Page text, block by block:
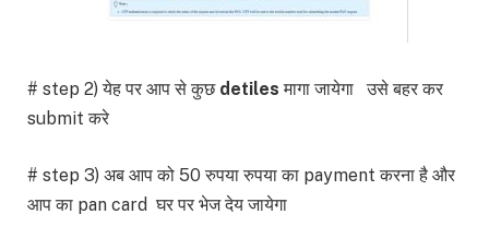
# step 2) येह पर आप से कुछ detiles मागा जायेगा उसे बहर कर
submit करे
# step 3) अब आप को 50 रुपया रुपया का payment करना है और
आप का pan card घर पर भेज देय जायेगा